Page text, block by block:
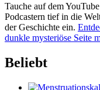
Tauche auf dem
Podcastern tief in die
der Geschichte ein.
dunkle mysteriöse Seite
Beliebt